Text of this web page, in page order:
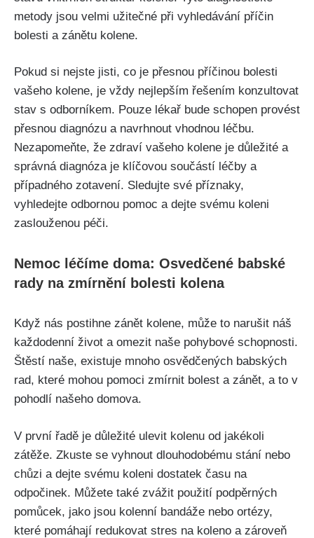
metody jsou velmi užitečné při vyhledávání příčin
bolesti a zánětu kolene. ‍
Pokud si nejste jisti, co je přesnou příčinou bolesti
vašeho kolene, je‍ vždy nejlepším řešením ⁤konzultovat
stav s odborníkem. Pouze lékař bude schopen provést‍
přesnou diagnózu a navrhnout vhodnou léčbu.‍
Nezapomeňte, že zdraví vašeho kolene je důležité a
správná ‌diagnóza je klíčovou součástí léčby a
případného zotavení. Sledujte své příznaky,
⁤vyhledejte odbornou pomoc⁢ a dejte svému koleni
zaslouženou péči.
Nemoc léčíme⁣ doma: Osvedčené babské
rady na zmírnění bolesti kolena
Když nás postihne zánět kolene, může to narušit náš
každodenní ​život a omezit naše pohybové schopnosti.
Štěstí naše, existuje mnoho osvědčených babských
rad, které ⁤mohou pomoci zmírnit bolest a zánět, a‍ to v
pohodlí našeho domova.
V první řadě je důležité ulevit kolenu od jakékoli
zátěže. Zkuste se vyhnout dlouhodobému stání nebo
chůzi a dejte svému​ koleni dostatek času na
odpočinek. ⁢Můžete také‌ zvážit použití podpěrných
pomůcek, jako‍ jsou kolenní bandáže nebo ortézy,
které pomáhají redukovat stres na koleno a zároveň